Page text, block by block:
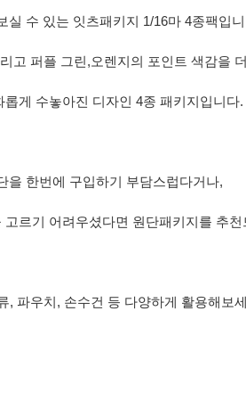
실 수 있는 잇츠패키지 1/16마 4종팩입
고 퍼플 그린,오렌지의 포인트 색감을
롭게 수놓아진 디자인 4종 패키지입니다.
을 한번에 구입하기 부담스럽다거나,
고르기 어려우셨다면 원단패키지를 추천
, 파우치, 손수건 등 다양하게 활용해보